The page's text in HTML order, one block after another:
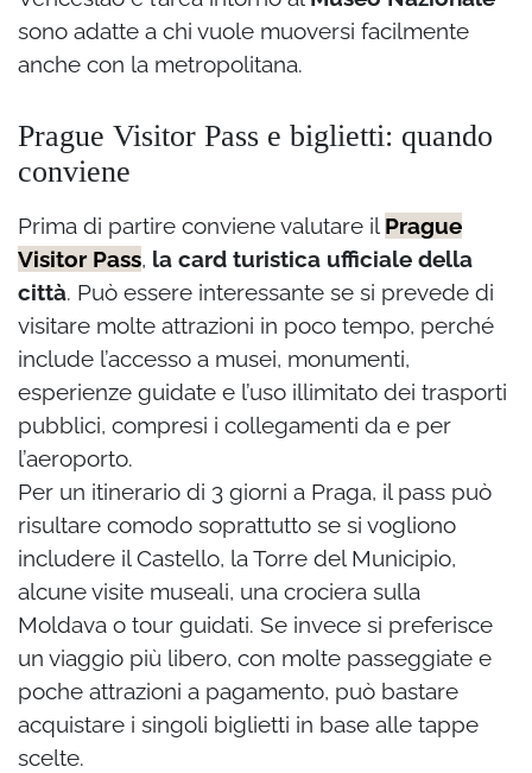
sono adatte a chi vuole muoversi facilmente
anche con la metropolitana.
Prague Visitor Pass e biglietti: quando
conviene
Prima di partire conviene valutare il Prague
Visitor Pass, la card turistica ufficiale della
città. Può essere interessante se si prevede di
visitare molte attrazioni in poco tempo, perché
include l’accesso a musei, monumenti,
esperienze guidate e l’uso illimitato dei trasporti
pubblici, compresi i collegamenti da e per
l’aeroporto.
Per un itinerario di 3 giorni a Praga, il pass può
risultare comodo soprattutto se si vogliono
includere il Castello, la Torre del Municipio,
alcune visite museali, una crociera sulla
Moldava o tour guidati. Se invece si preferisce
un viaggio più libero, con molte passeggiate e
poche attrazioni a pagamento, può bastare
acquistare i singoli biglietti in base alle tappe
scelte.